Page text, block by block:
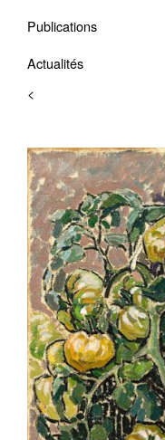
Publications
Actualités
<